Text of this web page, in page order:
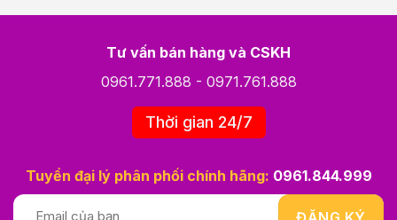
Tư vấn bán hàng và CSKH
0961.771.888 - 0971.761.888
Thời gian 24/7
Tuyển đại lý phân phối chính hãng: 0961.844.999